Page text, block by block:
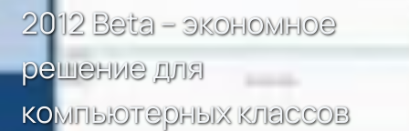
2012 Beta – экономное
решение для
компьютерных классов